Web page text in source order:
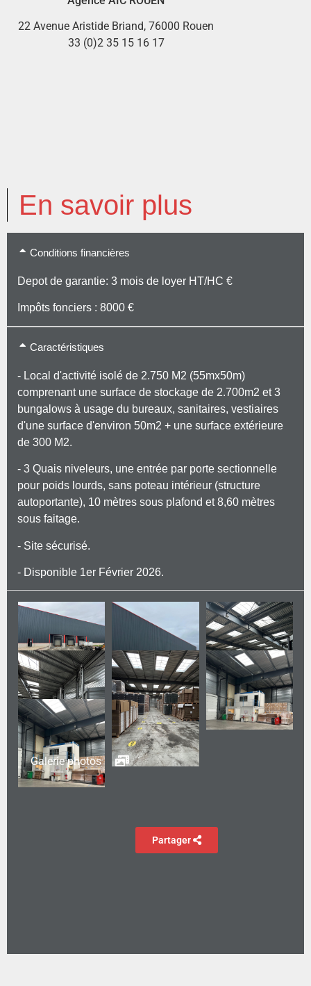
22 Avenue Aristide Briand, 76000 Rouen
33 (0)2 35 15 16 17
En savoir plus
Conditions financières
Depot de garantie: 3 mois de loyer HT/HC €
Impôts fonciers : 8000 €
Caractéristiques
- Local d'activité isolé de 2.750 M2 (55mx50m)
comprenant une surface de stockage de 2.700m2 et 3
bungalows à usage du bureaux, sanitaires, vestiaires
d'une surface d'environ 50m2 + une surface extérieure
de 300 M2.
- 3 Quais niveleurs, une entrée par porte sectionnelle
pour poids lourds, sans poteau intérieur (structure
autoportante), 10 mètres sous plafond et 8,60 mètres
sous faitage.
- Site sécurisé.
- Disponible 1er Février 2026.
Galerie photos
Partager